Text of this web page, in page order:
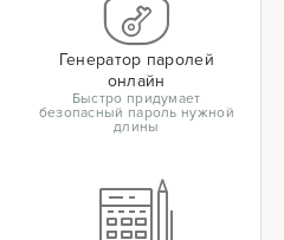
Генератор паролей
онлайн
Быстро придумает
безопасный пароль нужной
длины